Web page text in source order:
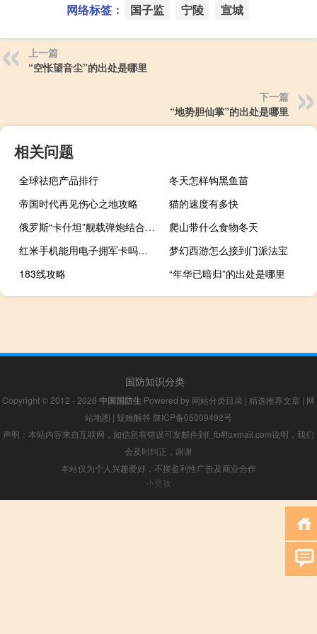
网络标签： 国子监 宁陵 宣城
上一篇
“空怅望音尘”的出处是哪里
下一篇
“地势胆仙掌”的出处是哪里
相关问题
全球祛疤产品排行
冬天怎样钩黑鱼苗
帝国时代再见伤心之地攻略
猫的速度有多快
俄罗斯“卡什坦”舰载弹炮结合近防系统
爬山带什么食物冬天
红米手机能用电子拥军卡吗（红米手机能用电信卡吗）
梦幻西游怎么接到门派法宝
183线攻略
“年华已暗归”的出处是哪里
国防知识分类
Copyright © 2012 - 2026 中国国防生 Powered by 网站分类目录 | 精选推荐文章 | 网
站地图 | 疑难解答 陕ICP备05009492号
声明：本站内容来自互联网，如信息有错误可发邮件到f_fb#foxmail.com说明，我们
会及时纠正，谢谢
本站仅为个人兴趣爱好，不接盈利性广告及商业合作
小男孩